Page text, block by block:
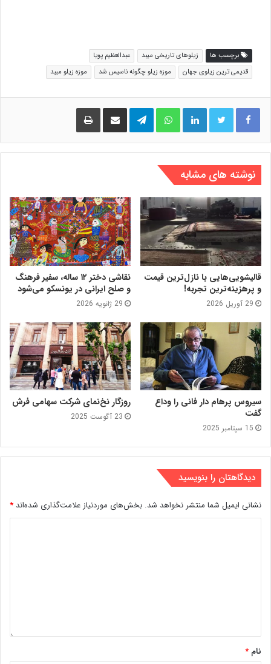
برچسب ها زیلوهای تاریخی میبد
عبدالعظیم پویا
قدیمی ترین زیلوی جهان
موزه زیلو چگونه ناسیس شد موزه زیلو میبد
لینکدین واتس آپ تلگرام اشتراک گذاری از طریق ایمیل
نوشته های مشابه
قالیشویی‌هایی با نازل‌ترین قیمت
و پرهزینه‌ترین تجربه!
29 آوریل 2026
نقاشی دختر ۱۲ ساله، سفیر فرهنگ
و صلح ایرانی در یونسکو می‌شود
29 ژانویه 2026
سیروس پرهام دار فانی را وداع
گفت
15 سپتامبر 2025
روزگار نخ‌نمای شرکت سهامی فرش
23 آگوست 2025
دیدگاهتان را بنویسید
نشانی ایمیل شما منتشر نخواهد شد. بخش‌های موردنیاز علامت‌گذاری شده‌اند *
نام *